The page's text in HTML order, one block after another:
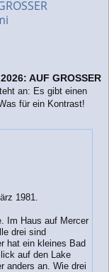
AUF GROSSER
an: Es gibt einen
Was für ein Kontrast!
1981.
Im Haus auf Mercer
drei sind
hat ein kleines Bad
auf den Lake
anders an. Wie drei